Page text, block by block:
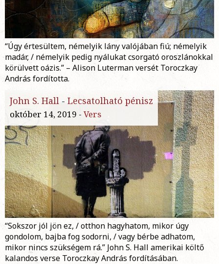
“Úgy értesültem, némelyik lány valójában fiú; némelyik
madár, / némelyik pedig nyálukat csorgató oroszlánokkal
körülvett oázis.” – Alison Luterman versét Toroczkay
András fordította.
John S. Hall - Lecsatolható pénisz
október 14, 2019 - Vers
“Sokszor jól jön ez, / otthon hagyhatom, mikor úgy
gondolom, bajba fog sodorni, / vagy bérbe adhatom,
mikor nincs szükségem rá.” John S. Hall amerikai költő
kalandos verse Toroczkay András fordításában.